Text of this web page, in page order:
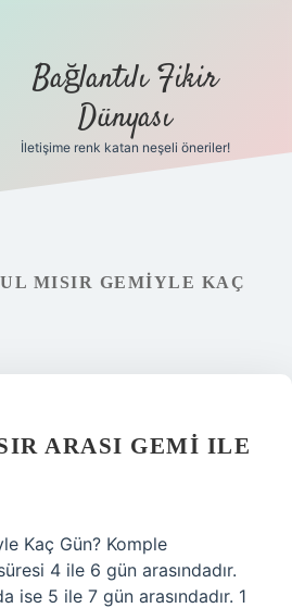
Bağlantılı Fikir
Dünyası
İletişime renk katan neşeli öneriler!
MISIR GEMIYLE KAÇ
ARASI GEMI ILE
Kaç Gün? Komple
4 ile 6 gün arasındadır.
ise 5 ile 7 gün arasındadır. 1